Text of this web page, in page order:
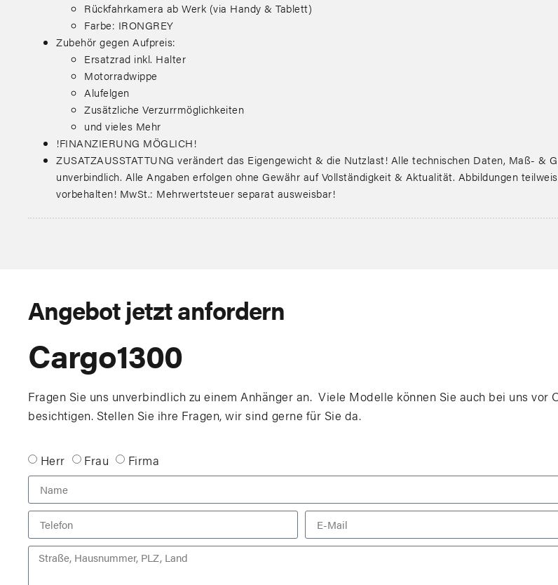
Rückfahrkamera ab Werk (via Handy & Tablett)
Farbe: IRONGREY
Zubehör gegen Aufpreis:
Ersatzrad inkl. Halter
Motorradwippe
Alufelgen
Zusätzliche Verzurrmöglichkeiten
und vieles Mehr
!FINANZIERUNG MÖGLICH!
ZUSATZAUSSTATTUNG verändert das Eigengewicht & die Nutzlast! Alle technischen Daten, Maß- &
unverbindlich. Alle Angaben erfolgen ohne Gewähr auf Vollständigkeit & Aktualität. Abbildungen
vorbehalten! MwSt.: Mehrwertsteuer separat ausweisbar!
Angebot jetzt anfordern
Cargo1300
Fragen Sie uns unverbindlich zu einem Anhänger an. Viele Modelle können Sie auch bei uns vor
besichtigen. Stellen Sie ihre Fragen, wir sind gerne für Sie da.
Herr Frau Firma